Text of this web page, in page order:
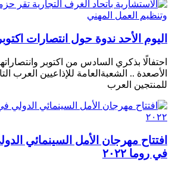
اليوم الأحد ندوة حول انتصارات اكتوبر
احتفالًا بذكري السادس من اكتوبر
الأصعدة .. الشعبةالعامة للإذاعيين العرب
للمنتجين العرب
افتتاح مهرجان الأمل السينمائي
في روما ٢٠٢٢